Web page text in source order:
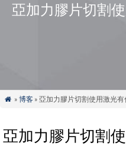
亞加力膠片切割
 » 博客» 亞加力膠片切割使用激光有
亞加力膠片切割